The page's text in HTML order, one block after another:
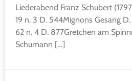
Liederabend Franz Schubert
19 n. 3 D. 544Mignons Gesang
62 n. 4 D. 877Gretchen am
Schumann […]